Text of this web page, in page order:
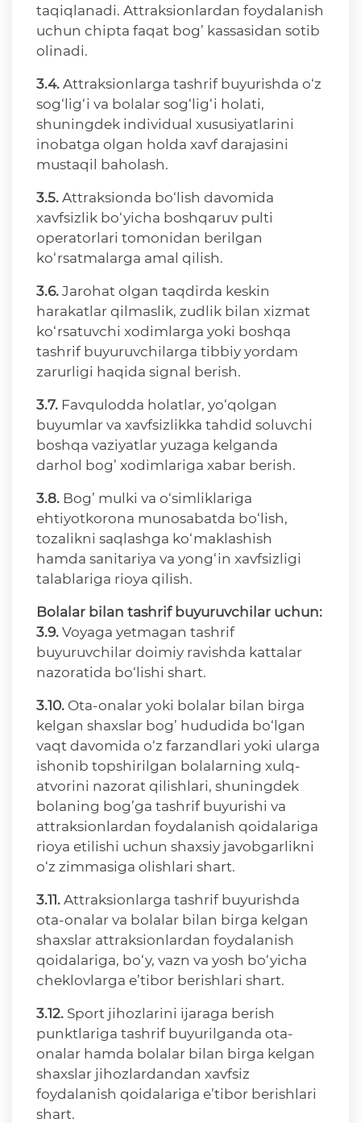
taqiqlanadi. Attraksionlardan foydalanish
uchun chipta faqat bog’ kassasidan sotib
olinadi.
3.4. Attraksionlarga tashrif buyurishda o‘z
sog‘lig‘i va bolalar sog‘lig‘i holati,
shuningdek individual xususiyatlarini
inobatga olgan holda xavf darajasini
mustaqil baholash.
3.5. Attraksionda bo‘lish davomida
xavfsizlik bo‘yicha boshqaruv pulti
operatorlari tomonidan berilgan
ko‘rsatmalarga amal qilish.
3.6. Jarohat olgan taqdirda keskin
harakatlar qilmaslik, zudlik bilan xizmat
ko‘rsatuvchi xodimlarga yoki boshqa
tashrif buyuruvchilarga tibbiy yordam
zarurligi haqida signal berish.
3.7. Favqulodda holatlar, yo‘qolgan
buyumlar va xavfsizlikka tahdid soluvchi
boshqa vaziyatlar yuzaga kelganda
darhol bog’ xodimlariga xabar berish.
3.8. Bog’ mulki va o‘simliklariga
ehtiyotkorona munosabatda bo‘lish,
tozalikni saqlashga ko‘maklashish
hamda sanitariya va yong‘in xavfsizligi
talablariga rioya qilish.
Bolalar bilan tashrif buyuruvchilar uchun:
3.9. Voyaga yetmagan tashrif
buyuruvchilar doimiy ravishda kattalar
nazoratida bo‘lishi shart.
3.10. Ota-onalar yoki bolalar bilan birga
kelgan shaxslar bog’ hududida bo‘lgan
vaqt davomida o‘z farzandlari yoki ularga
ishonib topshirilgan bolalarning xulq-
atvorini nazorat qilishlari, shuningdek
bolaning bog’ga tashrif buyurishi va
attraksionlardan foydalanish qoidalariga
rioya etilishi uchun shaxsiy javobgarlikni
o‘z zimmasiga olishlari shart.
3.11. Attraksionlarga tashrif buyurishda
ota-onalar va bolalar bilan birga kelgan
shaxslar attraksionlardan foydalanish
qoidalariga, bo‘y, vazn va yosh bo‘yicha
cheklovlarga e’tibor berishlari shart.
3.12. Sport jihozlarini ijaraga berish
punktlariga tashrif buyurilganda ota-
onalar hamda bolalar bilan birga kelgan
shaxslar jihozlardandan xavfsiz
foydalanish qoidalariga e’tibor berishlari
shart.